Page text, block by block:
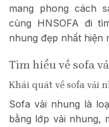
mang phong cách
cùng HNSOFA đi
nhung đẹp nhất hiện
Tìm hiểu về sofa
Khái quát về sofa vải
Sofa vải nhung là
bằng lớp vải nhung,